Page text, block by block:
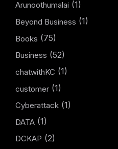
Arunoothumalai (1)
Beyond Business (1)
Books (75)
Business (52)
chatwithKC (1)
customer (1)
Cyberattack (1)
DATA (1)
DCKAP (2)